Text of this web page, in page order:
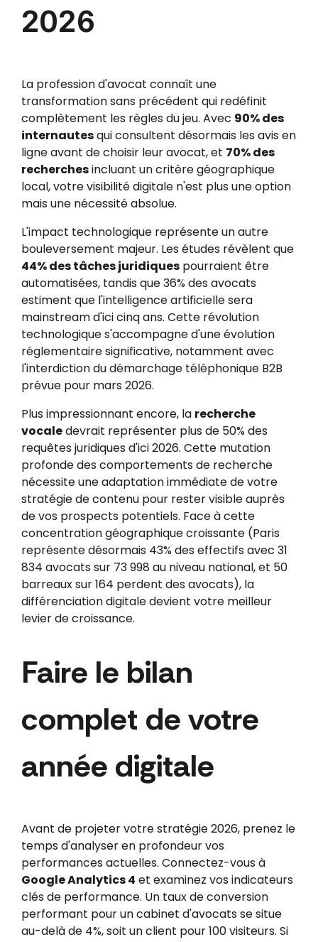
2026
La profession d'avocat connaît une
transformation sans précédent qui redéfinit
complètement les règles du jeu. Avec 90% des
internautesqui consultent désormais les avis en
ligne avant de choisir leur avocat, et 70% des
recherchesincluant un critère géographique
local, votre visibilité digitale n'est plus une option
mais une nécessité absolue.
L'impact technologique représente un autre
bouleversement majeur. Les études révèlent que
44% des tâches juridiquespourraient être
automatisées, tandis que 36% des avocats
estiment que l'intelligence artificielle sera
mainstream d'ici cinq ans. Cette révolution
technologique s'accompagne d'une évolution
réglementaire significative, notamment avec
l'interdiction du démarchage téléphonique B2B
prévue pour mars 2026.
Plus impressionnant encore, la recherche
vocaledevrait représenter plus de 50% des
requêtes juridiques d'ici 2026. Cette mutation
profonde des comportements de recherche
nécessite une adaptation immédiate de votre
stratégie de contenu pour rester visible auprès
de vos prospects potentiels. Face à cette
concentration géographique croissante (Paris
représente désormais 43% des effectifs avec 31
834 avocats sur 73 998 au niveau national, et 50
barreaux sur 164 perdent des avocats), la
différenciation digitale devient votre meilleur
levier de croissance.
Faire le bilan
complet de votre
année digitale
Avant de projeter votre stratégie 2026, prenez le
temps d'analyser en profondeur vos
performances actuelles. Connectez-vous à
Google Analytics 4 et examinez vos indicateurs
clés de performance. Un taux de conversion
performant pour un cabinet d'avocats se situe
au-delà de 4%, soit un client pour 100 visiteurs. Si